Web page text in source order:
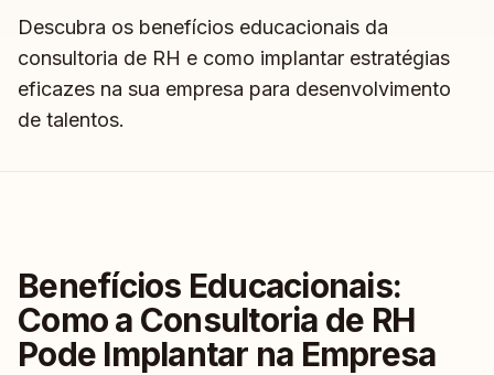
Descubra os benefícios educacionais da
consultoria de RH e como implantar estratégias
eficazes na sua empresa para desenvolvimento
de talentos.
Benefícios Educacionais:
Como a Consultoria de RH
Pode Implantar na Empresa